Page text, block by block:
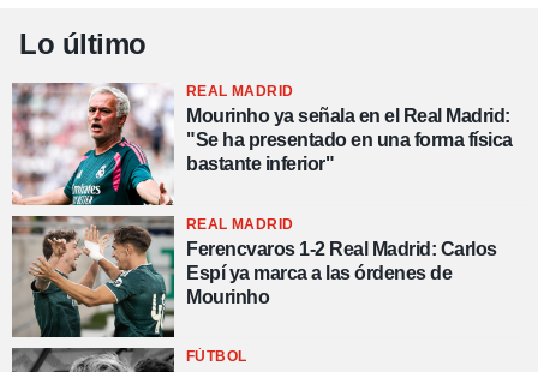
Lo último
REAL MADRID
Mourinho ya señala en el Real Madrid:
"Se ha presentado en una forma física
bastante inferior"
REAL MADRID
Ferencvaros 1-2 Real Madrid: Carlos
Espí ya marca a las órdenes de
Mourinho
FÚTBOL